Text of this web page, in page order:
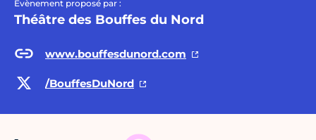
Évènement proposé par :
Théâtre des Bouffes du Nord
www.bouffesdunord.com
/BouffesDuNord